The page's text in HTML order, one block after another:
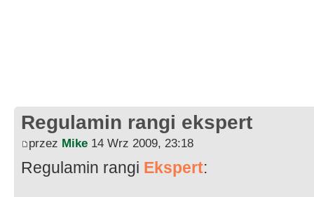
Regulamin rangi ekspert
przez Mike 14 Wrz 2009, 23:18
Regulamin rangi Ekspert: